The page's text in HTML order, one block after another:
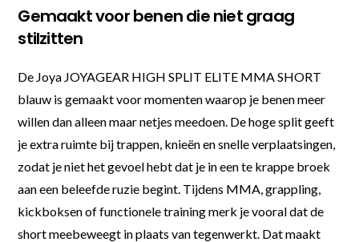
Gemaakt voor benen die niet graag
stilzitten
De Joya JOYAGEAR HIGH SPLIT ELITE MMA SHORT
blauw is gemaakt voor momenten waarop je benen meer
willen dan alleen maar netjes meedoen. De hoge split geeft
je extra ruimte bij trappen, knieën en snelle verplaatsingen,
zodat je niet het gevoel hebt dat je in een te krappe broek
aan een beleefde ruzie begint. Tijdens MMA, grappling,
kickboksen of functionele training merk je vooral dat de
short meebeweegt in plaats van tegenwerkt. Dat maakt